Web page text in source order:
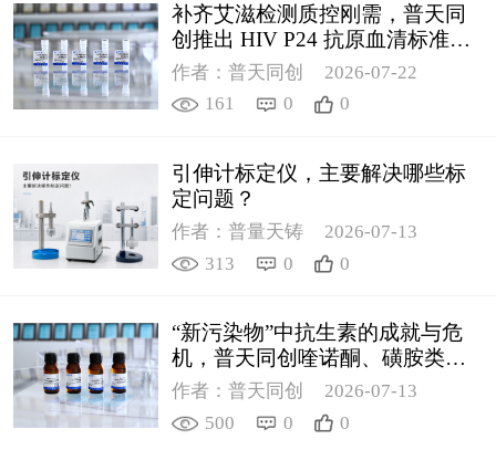
补齐艾滋检测质控刚需，普天同
创推出 HIV P24 抗原血清标准物
质
作者：普天同创
2026-07-22
161
0 0
引伸计标定仪，主要解决哪些标
定问题？
作者：普量天铸
2026-07-13
313
0 0
“新污染物”中抗生素的成就与危
机，普天同创喹诺酮、磺胺类质
控新品筑牢环境安全防线
作者：普天同创
2026-07-13
500
0 0